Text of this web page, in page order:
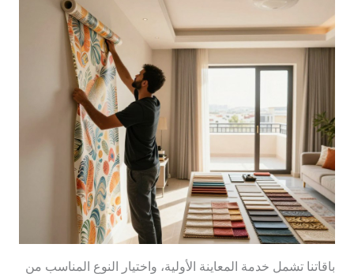
باقاتنا تشمل خدمة المعاينة الأولية، واختيار النوع المناسب من